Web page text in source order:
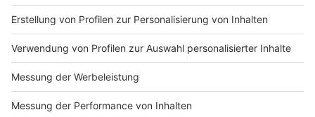
Anzeige
Bienen
stehen symbolisch für ein funktionierendes
Ökosystem – und dafür, wie eng Natur, Landwirtschaft
und unser Alltag miteinander verbunden sind. Ihr
Schutz ist deshalb nicht nur eine Aufgabe für Imker